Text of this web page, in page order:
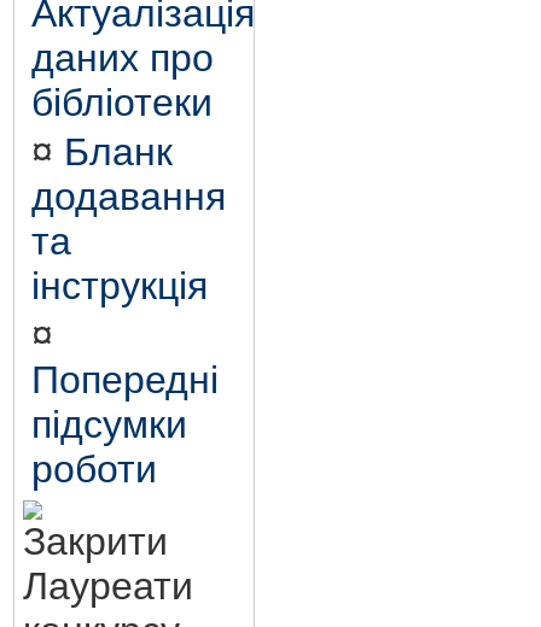
Актуалізація
даних про
бібліотеки
¤ Бланк
додавання
та
інструкція
¤
Попередні
підсумки
роботи
Лауреати